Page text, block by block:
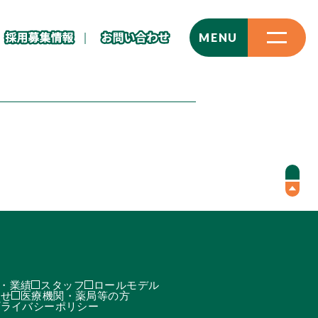
MENU
CLOSE
業績 スタッフ
ロールモデル
医療機関・薬局等の方
イバシーポリシー